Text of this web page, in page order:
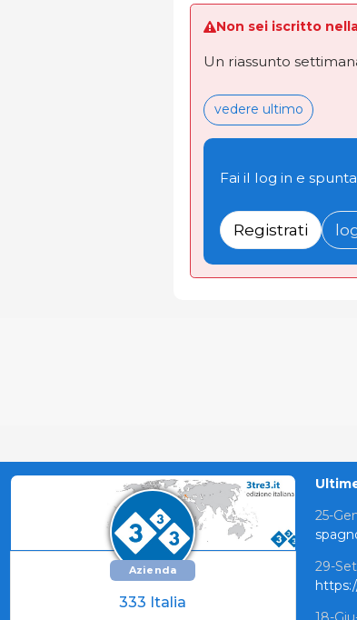
Non sei iscritto
Un riassunto
vedere ultimo
Fai il log in e
Registrati
Azienda
333 Italia
25-
29-